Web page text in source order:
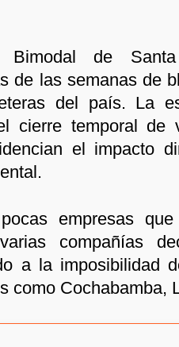
Bimodal de
de las semanas de
del país. La
cierre temporal de
el impacto
empresas que
compañías
a la imposibilidad
como Cochabamba,